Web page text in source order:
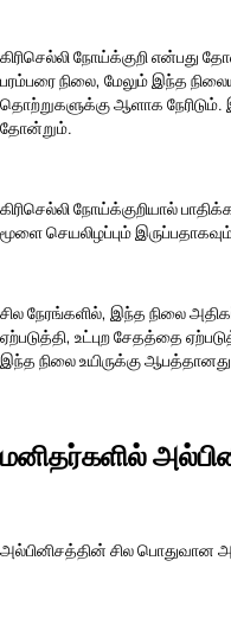
கிரிசெல்லி நோய்க்குறி
பரம்பரை நிலை, மேலும் இந்த
தொற்றுகளுக்கு ஆளாக நேரிடும்.
தோன்றும்.
கிரிசெல்லி நோய்க்குறியால்
மூளை செயலிழப்பும்
சில நேரங்களில், இந்த நிலை
ஏற்படுத்தி, உட்புற சேதத்தை
இந்த நிலை உயிருக்கு
மனிதர்களில்
அல்பினிசத்தின் சில பொதுவான